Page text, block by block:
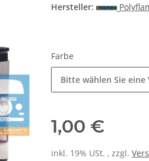
Hersteller:
Farbe
Bitte wählen Sie eine
1,00 €
inkl. 19% USt. , zzgl.